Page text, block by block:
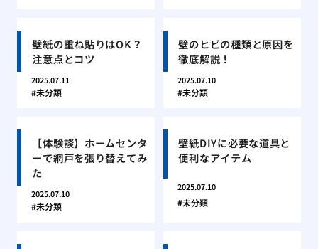
壁紙の重ね貼りはOK？
注意点とコツ
2025.07.11
未分類
壁のヒビの種類と原因を
徹底解説！
2025.07.10
未分類
【体験談】ホームセンタ
ーで網戸を張り替えてみ
た
2025.07.10
未分類
壁紙DIYに必要な道具と
便利なアイテム
2025.07.10
未分類